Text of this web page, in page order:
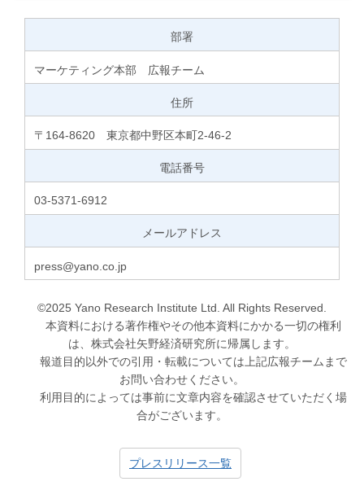
部署
マーケティング本部 広報チーム
住所
〒164-8620 東京都中野区本町2-46-2
電話番号
03-5371-6912
メールアドレス
press@yano.co.jp
©2025 Yano Research Institute Ltd. All Rights Reserved.
本資料における著作権やその他本資料にかかる一切の権利
は、株式会社矢野経済研究所に帰属します。
報道目的以外での引用・転載については上記広報チームまで
お問い合わせください。
利用目的によっては事前に文章内容を確認させていただく場
合がございます。
プレスリリース一覧